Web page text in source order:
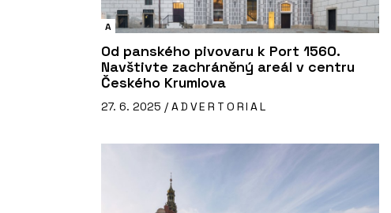
A
Od panského pivovaru k Port 1560.
Navštivte zachráněný areál v centru
Českého Krumlova
27. 6. 2025 / ADVERTORIAL